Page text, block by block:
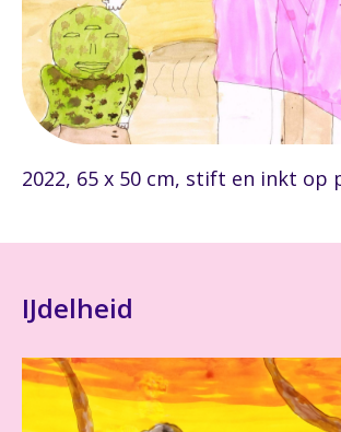
2022, 65 x 50 cm, stift en inkt op
IJdelheid